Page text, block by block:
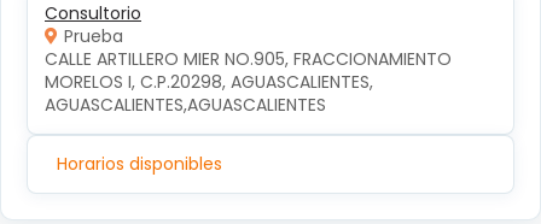
Consultorio
Prueba
CALLE ARTILLERO MIER NO.905, FRACCIONAMIENTO
MORELOS I, C.P.20298, AGUASCALIENTES,
AGUASCALIENTES,AGUASCALIENTES
Horarios disponibles